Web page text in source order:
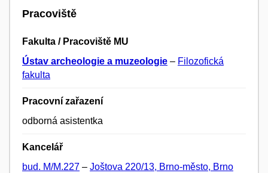
Pracoviště
Fakulta / Pracoviště MU
Ústav archeologie a muzeologie – Filozofická
fakulta
Pracovní zařazení
odborná asistentka
Kancelář
bud. M/M.227 – Joštova 220/13, Brno-město, Brno